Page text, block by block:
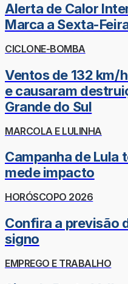
Alerta de Calor
Marca a Sexta-
CICLONE-BOMBA
Ventos de 132 km/
e causaram
Grande do Sul
MARCOLA E LULINHA
Campanha de Lula
mede impacto
HORÓSCOPO 2026
Confira a previsão
signo
EMPREGO E TRABALHO